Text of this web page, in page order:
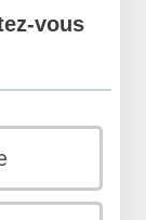
vous